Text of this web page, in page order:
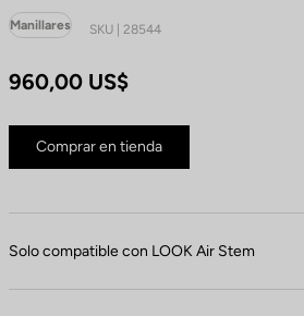
Manillares SKU | 28544
960,00 US$
Comprar en tienda
Solo compatible con LOOK Air Stem